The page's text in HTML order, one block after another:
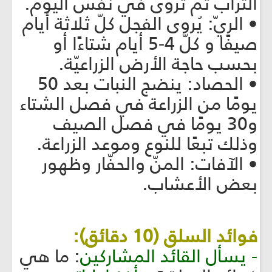
• الريّ: يُروى الفجل كلّ ثلاثة أيام
صيفًا و كلّ 4-5 أيام شتاءًا أو
بحسب حاجة الأرض الزراعيّة.
• الحصاد: ينضج النبات بعد 50
يومًا من الزراعة في فصل الشتاء
و30 يومًا في فصل الصيف
وذلك تبعًا للنوع وموعد الزراعة.
• الآفات: المنّ والحفّار وظهور
بعض الأعشاب.
فوائد السلق (10 دقائق):
- يسأل القائد المشاركين: ما هي